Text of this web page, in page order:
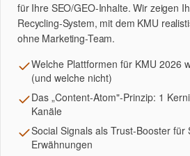
für Ihre SEO/GEO-Inhalte. Wir zeigen
Recycling-System, mit dem KMU
ohne Marketing-Team.
Welche Plattformen für KMU 2026
(und welche nicht)
Das „Content-Atom"-Prinzip: 1
Kanäle
Social Signals als Trust-Booster für
Erwähnungen